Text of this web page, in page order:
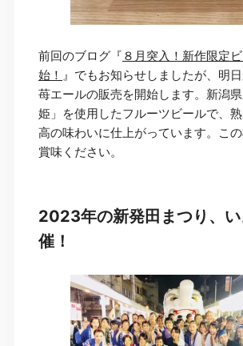
前回のブログ『８月突入！新作限定
始！ 』でもお知らせしましたが、明
苺エールの販売を開始します。新潟
姫」を使用したフルーツビールで、
高の味わいに仕上がっています。こ
賞味ください。
2023年の新発田まつり、い
催！